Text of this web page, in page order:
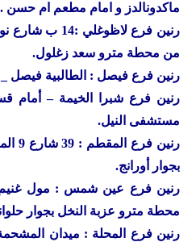
ماكدونالدز و امام مطعم ام حسن .
رنين
فرع لاظوغلي
من محطة مترو سعد زغلول.
رنين فرع فيصل : الطالبية
رنين فرع شبرا الخيمة – أمام
مستشفى النيل.
رنين
بجوار أورانج.
رنين فرع عين شمس : مول غنيم
محطة مترو عزبة النخل بجوار
رنين فرع المحلة : ميدان